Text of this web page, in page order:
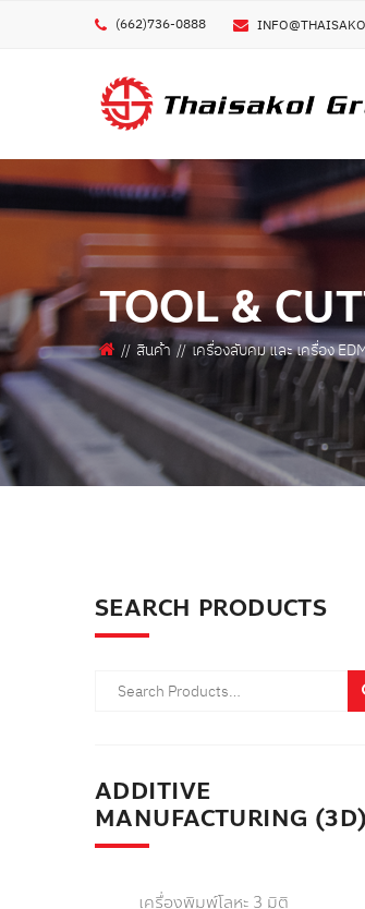
(662)736-0888
เครื่องพิมพ์โลหะ 3 มิติ
เครื่งพิมพ์ POLYMER/ELASTOMER 3 มิติ
เครื่องพิมพ์ คอมโพสิท 3 มิติ
เครื่องพิมพ์ 3 มิติ อื่นๆ
TOOL &
สินค้า เครื่องลับคม และ เครื่อง
SEARCH PRODUCTS
ADDITIVE
MANUFACTURING (3D)
เครื่องพิมพ์โลหะ 3 มิติ